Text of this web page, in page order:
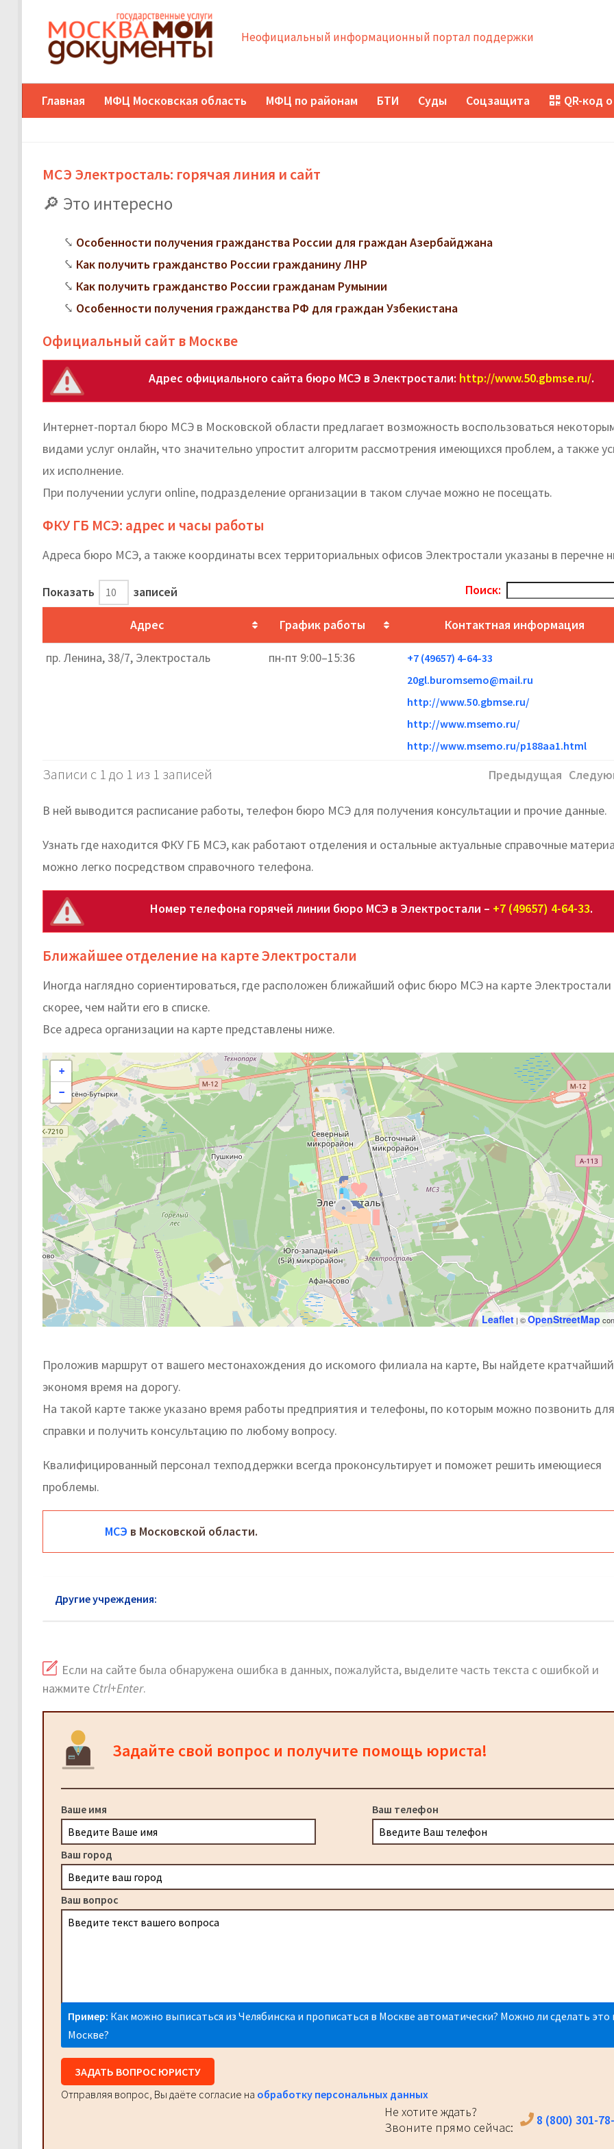
Неофициальный информационный портал поддержки
Главная МФЦ Московская область МФЦ по районам БТИ Суды Соцзащита QR-код
МСЭ Электросталь: горячая линия и сайт
Это интересно
Особенности получения гражданства России для граждан Азербайджана
Как получить гражданство России гражданину ЛНР
Как получить гражданство России гражданам Румынии
Особенности получения гражданства РФ для граждан Узбекистана
Официальный сайт в Москве
Адрес официального сайта бюро МСЭ в Электростали: http://www.50.gbmse.ru/.
Интернет-портал бюро МСЭ в Московской области предлагает возможность воспользоваться
видами услуг онлайн, что значительно упростит алгоритм рассмотрения имеющихся проблем, а также
их исполнение.
При получении услуги online, подразделение организации в таком случае можно не посещать.
ФКУ ГБ МСЭ: адрес и часы работы
Адреса бюро МСЭ, а также координаты всех территориальных офисов Электростали указаны в перечне
Показать записей Поиск:
Адрес График работы Контактная информация
пр. Ленина, 38/7, Электросталь пн-пт 9:00–15:36
+7 (49657) 4-64-33
20gl.buromsemo@mail.ru
http://www.50.gbmse.ru/
http://www.msemo.ru/
http://www.msemo.ru/p188aa1.html
Записи с 1 до 1 из 1 записей Предыдущая
В ней выводится расписание работы, телефон бюро МСЭ для получения консультации и прочие данные.
Узнать где находится ФКУ ГБ МСЭ, как работают отделения и остальные актуальные справочные
можно легко посредством справочного телефона.
Номер телефона горячей линии бюро МСЭ в Электростали – +7 (49657) 4-64-33.
Ближайшее отделение на карте Электростали
Иногда наглядно сориентироваться, где расположен ближайший офис бюро МСЭ на карте Электростали
скорее, чем найти его в списке.
Все адреса организации на карте представлены ниже.
+
−
Leaflet | ©OpenStreetMap
Проложив маршрут от вашего местонахождения до искомого филиала на карте, Вы найдете кратчайший
экономя время на дорогу.
На такой карте также указано время работы предприятия и телефоны, по которым можно позвонить для
справки и получить консультацию по любому вопросу.
Квалифицированный персонал техподдержки всегда проконсультирует и поможет решить имеющиеся
проблемы.
МСЭ в Московской области.
Другие учреждения:
Если на сайте была обнаружена ошибка в данных, пожалуйста, выделите часть текста с ошибкой и
нажмите Ctrl+Enter.
Задайте свой вопрос и получите помощь юриста!
Ваше имя Ваш телефон
Ваш город
Ваш вопрос
Пример: Как можно выписаться из Челябинска и прописаться в Москве автоматически? Можно ли сделать это
Москве?
ЗАДАТЬ ВОПРОС ЮРИСТУ
Отправляя вопрос, Вы даёте согласие на обработку персональных данных
Не хотите ждать?
Звоните прямо сейчас:
8 (800) 301-